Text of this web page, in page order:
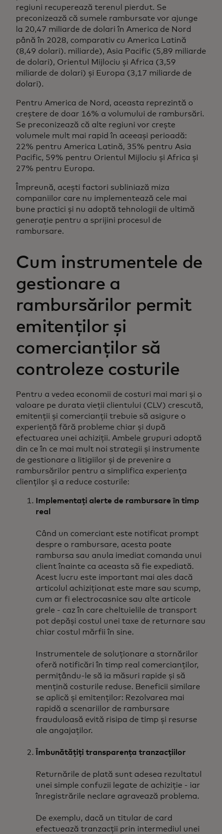
regiuni recuperează terenul pierdut. Se
preconizează că sumele rambursate vor ajunge
la 20,47 miliarde de dolari în America de Nord
până în 2028, comparativ cu America Latină
(8,49 dolari). miliarde), Asia Pacific (5,89 miliarde
de dolari), Orientul Mijlociu și Africa (3,59
miliarde de dolari) și Europa (3,17 miliarde de
dolari).
Pentru America de Nord, aceasta reprezintă o
creștere de doar 16% a volumului de rambursări.
Se preconizează că alte regiuni vor crește
volumele mult mai rapid în aceeași perioadă:
22% pentru America Latină, 35% pentru Asia
Pacific, 59% pentru Orientul Mijlociu și Africa și
27% pentru Europa.
Împreună, acești factori subliniază miza
companiilor care nu implementează cele mai
bune practici și nu adoptă tehnologii de ultimă
generație pentru a sprijini procesul de
rambursare.
Cum instrumentele de
gestionare a
rambursărilor permit
emitenților și
comercianților să
controleze costurile
Pentru a vedea economii de costuri mai mari și o
valoare pe durata vieții clientului (CLV) crescută,
emitenții și comercianții trebuie să asigure o
experiență fără probleme chiar și după
efectuarea unei achiziții. Ambele grupuri adoptă
din ce în ce mai mult noi strategii și instrumente
de gestionare a litigiilor și de prevenire a
rambursărilor pentru a simplifica experiența
clienților și a reduce costurile:
Implementați alerte de rambursare în timp
real
Când un comerciant este notificat prompt
despre o rambursare, acesta poate
rambursa sau anula imediat comanda unui
client înainte ca aceasta să fie expediată.
Acest lucru este important mai ales dacă
articolul achiziționat este mare sau scump,
cum ar fi electrocasnice sau alte articole
grele - caz în care cheltuielile de transport
pot depăși costul unei taxe de returnare sau
chiar costul mărfii în sine.
Instrumentele de soluționare a stornărilor
oferă notificări în timp real comercianților,
permițându-le să ia măsuri rapide și să
mențină costurile reduse. Beneficii similare
se aplică și emitenților: Rezolvarea mai
rapidă a scenariilor de rambursare
frauduloasă evită risipa de timp și resurse
ale angajaților.
Îmbunătățiți transparența tranzacțiilor
Returnările de plată sunt adesea rezultatul
unei simple confuzii legate de achiziție - iar
înregistrările neclare agravează problema.
De exemplu, dacă un titular de card
efectuează tranzacții prin intermediul unei